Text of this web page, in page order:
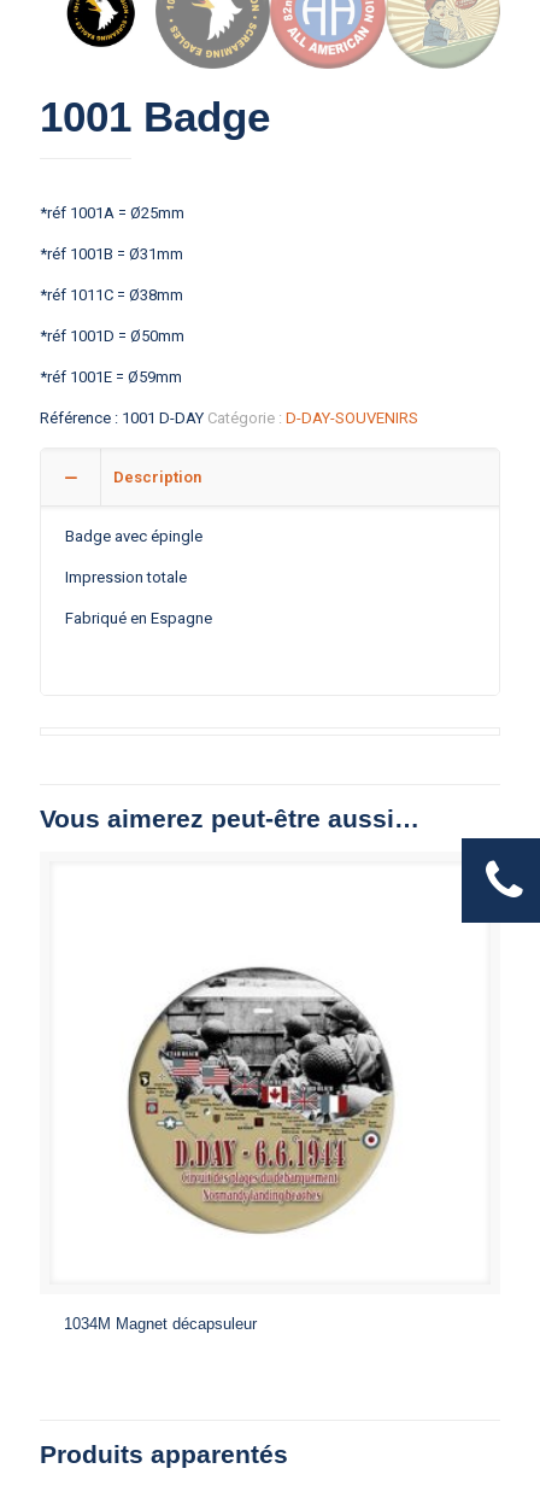
1001 Badge
*réf 1001A = Ø25mm
*réf 1001B = Ø31mm
*réf 1011C = Ø38mm
*réf 1001D = Ø50mm
*réf 1001E = Ø59mm
Référence : 1001 D-DAY Catégorie : D-DAY-SOUVENIRS
Description
Badge avec épingle
Impression totale
Fabriqué en Espagne
Vous aimerez peut-être aussi…
1034M Magnet décapsuleur
Produits apparentés